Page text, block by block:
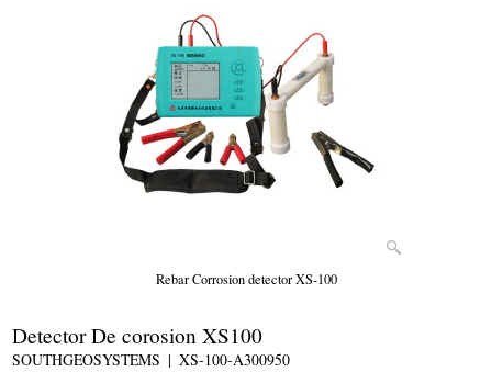
Rebar Corrosion detector XS-100
Detector De corosion XS100
SOUTHGEOSYSTEMS XS-100-A300950